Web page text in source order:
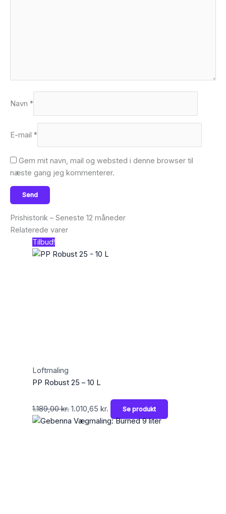
Navn *
E-mail *
Gem mit navn, mail og websted i denne browser til
næste gang jeg kommenterer.
Prishistorik – Seneste 12 måneder
Relaterede varer
Tilbud!
Loftmaling
PP Robust 25 – 10 L
1.189,00kr. 1.010,65 kr. Se produkt